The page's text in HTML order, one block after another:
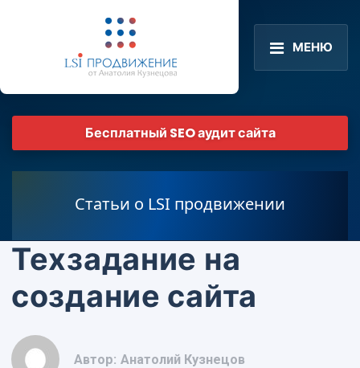
МЕНЮ
Бесплатный SEO аудит сайта
Статьи о LSI продвижении
Техзадание на
создание сайта
Автор: Анатолий Кузнецов